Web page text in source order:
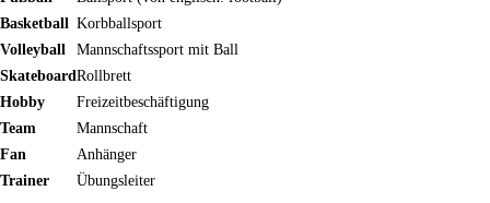
Basketball Korbballsport
Volleyball
Mannschaftssport mit Ball
SkateboardRollbrett
Hobby
Freizeitbeschäftigung
Team
Mannschaft
Fan
Anhänger
Trainer
Übungsleiter